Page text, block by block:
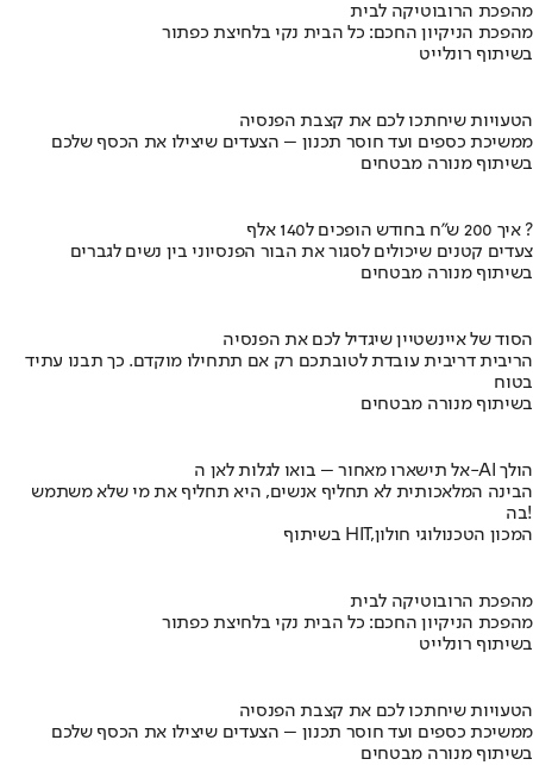
מהפכת הרובוטיקה לבית
מהפכת הניקיון החכם: כל הבית נקי בלחיצת כפתור
בשיתוף רונלייט
הטעויות שיחתכו לכם את קצבת הפנסיה
ממשיכת כספים ועד חוסר תכנון – הצעדים שיצילו את הכסף שלכם
בשיתוף מנורה מבטחים
איך 200 ש"ח בחודש הופכים ל140 אלף ?
צעדים קטנים שיכולים לסגור את הבור הפנסיוני בין נשים לגברים
בשיתוף מנורה מבטחים
הסוד של איינשטיין שיגדיל לכם את הפנסיה
הריבית דריבית עובדת לטובתכם רק אם תתחילו מוקדם. כך תבנו עתיד
בטוח
בשיתוף מנורה מבטחים
אל תישארו מאחור – בואו לגלות לאן ה-AI הולך
הבינה המלאכותית לא תחליף אנשים, היא תחליף את מי שלא משתמש
בה!
בשיתוף HIT,המכון הטכנולוגי חולון
מהפכת הרובוטיקה לבית
מהפכת הניקיון החכם: כל הבית נקי בלחיצת כפתור
בשיתוף רונלייט
הטעויות שיחתכו לכם את קצבת הפנסיה
ממשיכת כספים ועד חוסר תכנון – הצעדים שיצילו את הכסף שלכם
בשיתוף מנורה מבטחים